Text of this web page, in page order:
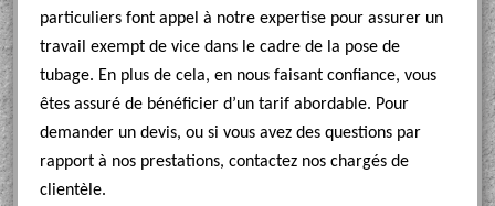
particuliers font appel à notre expertise pour assurer un
travail exempt de vice dans le cadre de la pose de
tubage. En plus de cela, en nous faisant confiance, vous
êtes assuré de bénéficier d’un tarif abordable. Pour
demander un devis, ou si vous avez des questions par
rapport à nos prestations, contactez nos chargés de
clientèle.